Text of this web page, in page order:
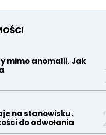
mimo anomalii. Jak
na stanowisku.
do odwołania